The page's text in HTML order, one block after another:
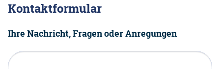
Kontaktformular
Ihre Nachricht, Fragen oder Anregungen